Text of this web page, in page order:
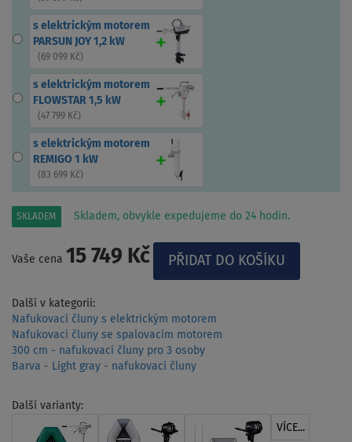
s elektrickým motorem
PARSUN JOY 1,2 kW
(69 099 Kč)
s elektrickým motorem
FLOWSTAR 1,5 kW
(47 799 Kč)
s elektrickým motorem
REMIGO 1 kW
(83 699 Kč)
SKLADEM Skladem, obvykle expedujeme do 24 hodin.
Vaše cena 15 749 Kč
Další v kategorii:
Nafukovací čluny s elektrickým motorem
Nafukovací čluny se spalovacím motorem
300 cm - nafukovací čluny pro 3 osoby
Barva - Light gray - nafukovací čluny
Další varianty:
VÍCE...